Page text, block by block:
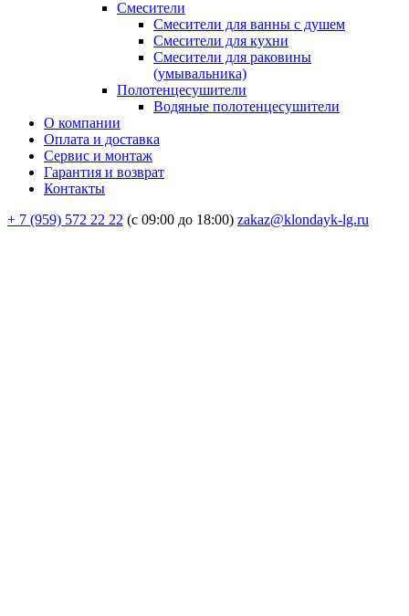
Смесители
Смесители для ванны с душем
Смесители для кухни
Смесители для раковины
(умывальника)
Полотенцесушители
Водяные полотенцесушители
О компании
Оплата и доставка
Сервис и монтаж
Гарантия и возврат
Контакты
+ 7 (959) 572 22 22 (с 09:00 до 18:00) zakaz@klondayk-lg.ru